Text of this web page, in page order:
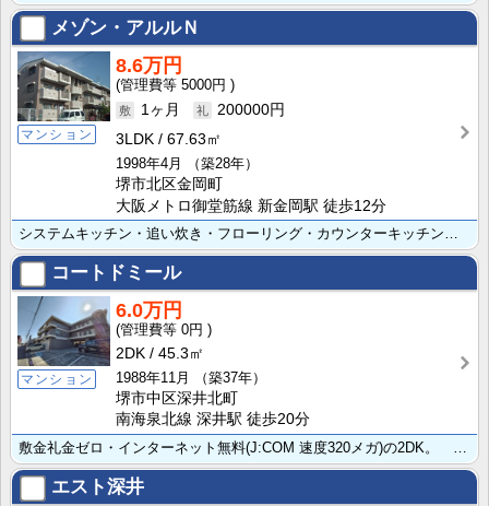
メゾン・アルルＮ
マンション
8.6万円
5000円
1ヶ月
200000円
3LDK
67.63㎡
1998年4月
（築28年）
堺市北区金岡町
大阪メトロ御堂筋線 新金岡駅 徒歩12分
システムキッチン・追い炊き・フローリング・カウンターキッチン 内覧ご予約は(株)セントラルホーム07･･･
コートドミール
マンション
6.0万円
0円
2DK
45.3㎡
1988年11月
（築37年）
堺市中区深井北町
南海泉北線 深井駅 徒歩20分
敷金礼金ゼロ・インターネット無料(J:COM 速度320メガ)の2DK。 システムキッチンや洗髪洗･･･
エスト深井